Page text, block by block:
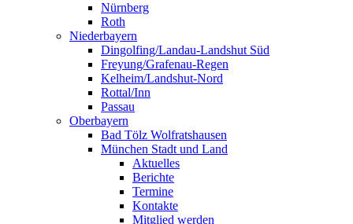
Nürnberg
Roth
Niederbayern
Dingolfing/Landau-Landshut Süd
Freyung/Grafenau-Regen
Kelheim/Landshut-Nord
Rottal/Inn
Passau
Oberbayern
Bad Tölz Wolfratshausen
München Stadt und Land
Aktuelles
Berichte
Termine
Kontakte
Mitglied werden